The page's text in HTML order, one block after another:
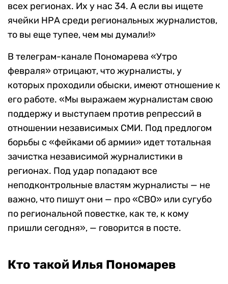
всех регионах. Их у нас 34. А если вы ищете
ячейки НРА среди региональных журналистов,
то вы еще тупее, чем мы думали!»
В телеграм-канале Пономарева «Утро
февраля» отрицают, что журналисты, у
которых проходили обыски, имеют отношение к
его работе. «Мы выражаем журналистам свою
поддержу и выступаем против репрессий в
отношении независимых СМИ. Под предлогом
борьбы с «фейками об армии» идет тотальная
зачистка независимой журналистики в
регионах. Под удар попадают все
неподконтрольные властям журналисты — не
важно, что пишут они — про «СВО» или сугубо
по региональной повестке, как те, к кому
пришли сегодня», — говорится в посте.
Кто такой Илья Пономарев